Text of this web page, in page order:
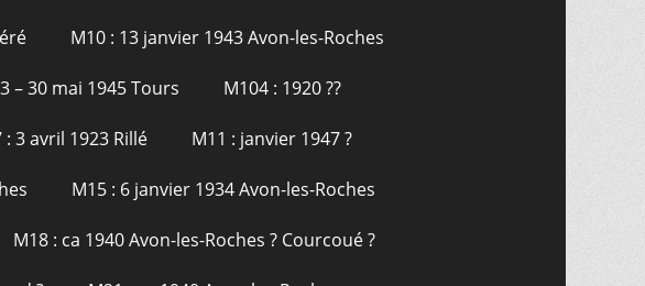
M10 : 13 janvier 1943 Avon-les-Roches
– 30 mai 1945 Tours M104 : 1920 ??
: 3 avril 1923 Rillé M11 : janvier 1947 ?
M15 : 6 janvier 1934 Avon-les-Roches
M18 : ca 1940 Avon-les-Roches ? Courcoué ?